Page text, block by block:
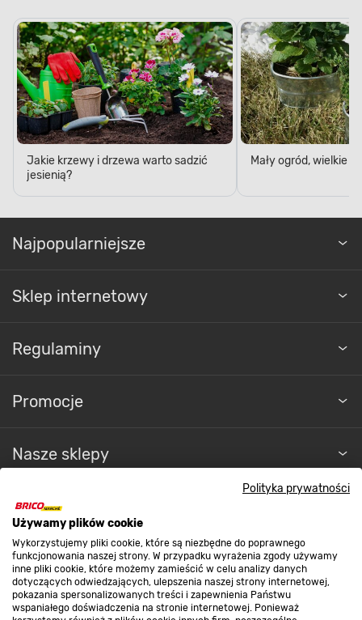
Polityka prywatności
Używamy plików cookie
Wykorzystujemy pliki cookie, które są niezbędne do poprawnego
funkcjonowania naszej strony. W przypadku wyrażenia zgody używamy
inne pliki cookie, które możemy zamieścić w celu analizy danych
dotyczących odwiedzających, ulepszenia naszej strony internetowej,
pokazania spersonalizowanych treści i zapewnienia Państwu
wspaniałego doświadczenia na stronie internetowej. Ponieważ
Jakie krzewy i drzewa warto sadzić
jesienią?
Mały ogród, wielkie
Najpopularniejsze
Sklep internetowy
Regulaminy
Promocje
Nasze sklepy
O nas
Kontakt do sklepu
Strefa biznesu